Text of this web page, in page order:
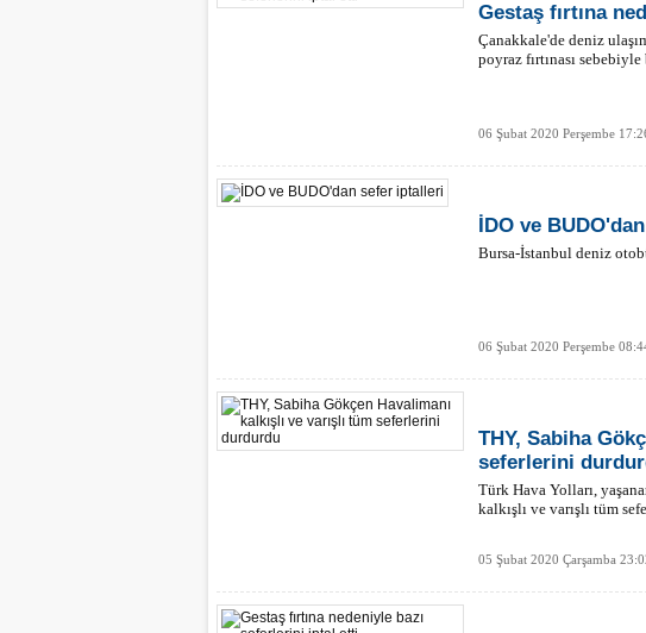
Gestaş fırtına
Çanakkale'de deniz
poyraz fırtınası
06 Şubat 2020 Perşembe
İDO ve
Bursa-İstanbul deniz
06 Şubat 2020 Perşembe
THY, Sabiha
seferlerini
Türk Hava Yolları,
kalkışlı ve varışlı tüm
05 Şubat 2020 Çarşamba